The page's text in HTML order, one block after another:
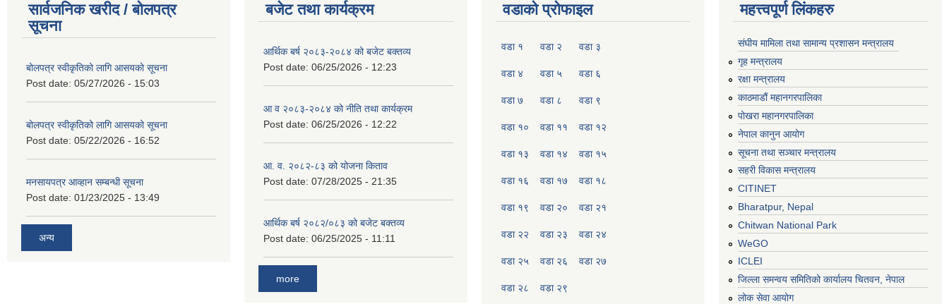
सार्वजनिक खरीद / बोलपत्र
सूचना
बोलपत्र स्वीकृतिको लागि आसयको सूचना
Post date: 05/27/2026 - 15:03
बोलपत्र स्वीकृतिको लागि आसयको सूचना
Post date: 05/22/2026 - 16:52
मनसायपत्र आव्हान सम्बन्धी सूचना
Post date: 01/23/2025 - 13:49
अन्य
बजेट तथा कार्यक्रम
आर्थिक बर्ष २०८३-२०८४ को बजेट बक्तव्य
Post date: 06/25/2026 - 12:23
आ व २०८३-२०८४ को नीति तथा कार्यक्रम
Post date: 06/25/2026 - 12:22
आ. व. २०८२-८३ को योजना किताव
Post date: 07/28/2025 - 21:35
आर्थिक बर्ष २०८२/०८३ को बजेट बक्तव्य
Post date: 06/25/2025 - 11:11
more
वडाको प्रोफाइल
वडा १ वडा २ वडा ३
वडा ४ वडा ५ वडा ६
वडा ७ वडा ८ वडा ९
वडा १० वडा ११ वडा १२
वडा १३ वडा १४ वडा १५
वडा १६ वडा १७ वडा १८
वडा १९ वडा २० वडा २१
वडा २२ वडा २३ वडा २४
वडा २५ वडा २६ वडा २७
वडा २८ वडा २९
महत्त्वपूर्ण लिंकहरु
संघीय मामिला तथा सामान्य प्रशासन मन्त्रालय
गृह मन्त्रालय
रक्षा मन्त्रालय
काठमाडौं महानगरपालिका
पोखरा महानगरपालिका
नेपाल कानुन आयोग
सूचना तथा सञ्चार मन्त्रालय
सहरी विकास मन्त्रालय
CITINET
Bharatpur, Nepal
Chitwan National Park
WeGO
ICLEI
जिल्ला समन्वय समितिको कार्यालय चितवन, नेपाल
लोक सेवा आयोग